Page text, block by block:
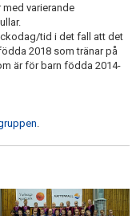
varierande
tid i det fall att det
2018 som tränar på
är för barn födda 2014-
.